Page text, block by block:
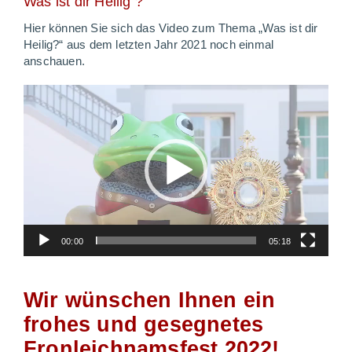
Hier können Sie sich das Video zum Thema „Was ist dir
Heilig?“ aus dem letzten Jahr 2021 noch einmal
anschauen.
Video-
Player
00:00 05:18
Wir wünschen Ihnen ein
frohes und gesegnetes